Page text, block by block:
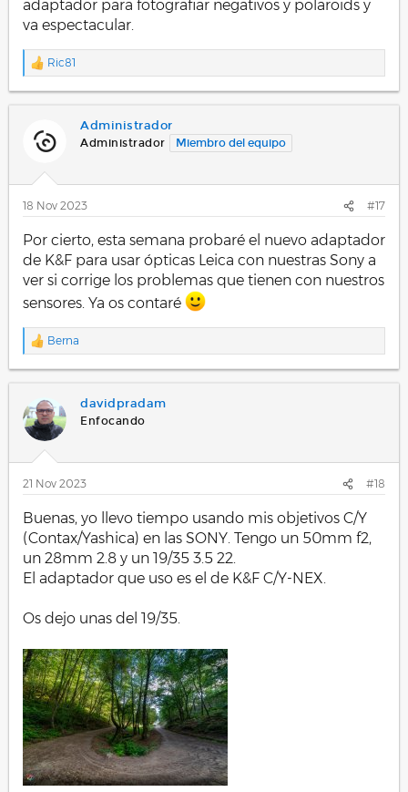
adaptador para fotografiar negativos y polaroids y
va espectacular.
R
a
e
s
:
Ric81
Administrador
Administrador Miembro del equipo
18 Nov 2023 #17
Por cierto, esta semana probaré el nuevo adaptador
de K&F para usar ópticas Leica con nuestras Sony a
ver si corrige los problemas que tienen con nuestros
sensores. Ya os contaré
R
c
i
o
e
s
:
Berna
davidpradam
Enfocando
21 Nov 2023 #18
Buenas, yo llevo tiempo usando mis objetivos C/Y
(Contax/Yashica) en las SONY. Tengo un 50mm f2,
un 28mm 2.8 y un 19/35 3.5 22.
El adaptador que uso es el de K&F C/Y-NEX.
Os dejo unas del 19/35.